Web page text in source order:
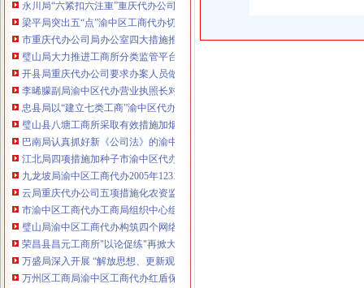
梁平局突出五“点”渝中区工商代办切实整农村食品市场
市重庆代办公司局办公室四大措施推进信访工作
璧山局大力推进工商所分类监管平台在实际工作中的重庆代办公司全面应用
开县局重庆代办公司要求办案人员做到五个不错着力提高执法质量
李晞朦副局渝中区代办营业执照长对南岸局新一届领导班子提出三点要求
忠县局以“建立七类工商”渝中区代办营业执照落实市局2006年工作要点
璧山县八塘工商所采取有效措施加烟花竹管理
巴南局认真抓好新《公司法》的渝中区工商代办贯彻实施
江北局四项措施加种子市渝中区代办营业执照场监管保护春耕播种
九龙坡局渝中区工商代办2005年12315维权工作取得成效
云局重庆代办公司五项措施化农资监管取得实效
市渝中区工商代办工商局组织中心组学习会
璧山局渝中区工商代办构筑四个网络化效能监察
荣昌县昌元工商所"以论促练"再掀大练活动高潮
万盛局深入开展 “解放思想、更新观念”重庆代办营业执照大讨论
万州区工商局渝中区工商代办红盾保春耕成效明显
江津局渝中区代办公司查封20吨不合格化肥